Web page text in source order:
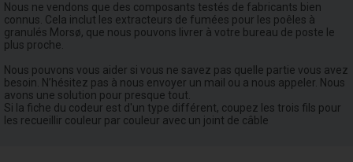
Nous ne vendons que des composants testés de fabricants bien
connus. Cela inclut les extracteurs de fumées pour les poêles à
granulés Morsø, que nous pouvons livrer à votre bureau de poste le
plus proche.
Nous pouvons vous aider si vous ne savez pas quelle partie vous avez
besoin. N’hésitez pas à nous envoyer un mail ou a nous appeler. Nous
avons une solution pour presque tout.
Si la fiche du codeur est d'un type différent, coupez les trois fils pour
les recueillir couleur par couleur avec un joint de câble